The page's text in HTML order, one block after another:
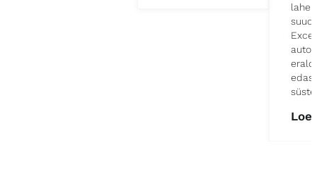
Loe